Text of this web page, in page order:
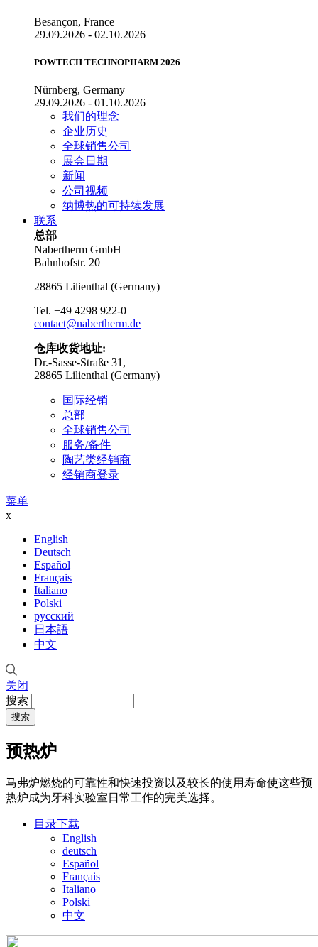
Besançon, France
29.09.2026 - 02.10.2026
POWTECH TECHNOPHARM 2026
Nürnberg, Germany
29.09.2026 - 01.10.2026
我们的理念
企业历史
全球销售公司
展会日期
新闻
公司视频
纳博热的可持续发展
联系
总部
Nabertherm GmbH
Bahnhofstr. 20
28865 Lilienthal (Germany)
Tel. +49 4298 922-0
contact@nabertherm.de
仓库收货地址:
Dr.-Sasse-Straße 31,
28865 Lilienthal (Germany)
国际经销
总部
全球销售公司
服务/备件
陶艺类经销商
经销商登录
菜单
x
English
Deutsch
Español
Français
Italiano
Polski
русский
日本語
中文
关闭
搜索
预热炉
马弗炉燃烧的可靠性和快速投资以及较长的使用寿命使这些预
热炉成为牙科实验室日常工作的完美选择。
目录下载
English
deutsch
Español
Français
Italiano
Polski
中文